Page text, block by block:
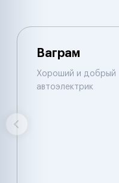
Ваграм
Хороший и добрый
автоэлектрик